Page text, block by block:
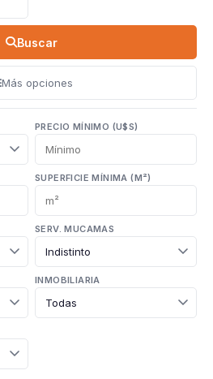
Buscar
Más opciones
PRECIO MÍNIMO (U$S)
SUPERFICIE MÍNIMA (M²)
SERV. MUCAMAS
INMOBILIARIA